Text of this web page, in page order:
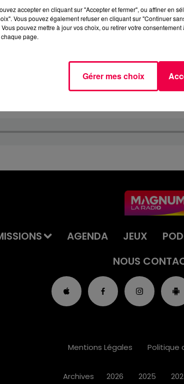
AGENDA JEUX
NOUS
Mentions Légales Politique
Archives 2026 2025
accepter en cliquant sur "Accepter et fermer", ou affiner en
Vous pouvez également refuser en cliquant sur "Continuer
Vous pouvez mettre à jour vos choix, ou retirer votre
page.
Gérer mes choix